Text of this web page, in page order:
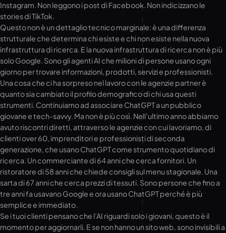
Instagram. Non leggono i post di Facebook. Non indicizzano le
stories di TikTok.
Questo non è un dettaglio tecnico marginale: è una differenza
strutturale che determina chi esiste e chi non esiste nella nuova
infrastruttura di ricerca. E la nuova infrastruttura di ricerca non è più
solo Google. Sono gli agenti AI che milioni di persone usano ogni
giorno per trovare informazioni, prodotti, servizi e professionisti.
Una cosa che ci ha sorpreso nel lavoro con le agenzie partner è
quanto sia cambiato il profilo demografico di chi usa questi
strumenti. Continuiamo ad associare ChatGPT a un pubblico
giovane e tech-savvy. Ma non è più così. Nell’ultimo anno abbiamo
avuto riscontri diretti, attraverso le agenzie con cui lavoriamo, di
clienti over 60, imprenditori e professionisti di seconda
generazione, che usano ChatGPT come strumento quotidiano di
ricerca. Un commerciante di 64 anni che cerca fornitori. Un
ristoratore di 58 anni che chiede consigli sul menu stagionale. Una
sarta di 67 anni che cerca prezzi di tessuti. Sono persone che fino a
tre anni fa usavano Google e ora usano ChatGPT perché è più
semplice e immediato.
Se i tuoi clienti pensano che l’AI riguardi solo i giovani, questo è il
momento per aggiornarli. E se non hanno un sito web, sono invisibili a